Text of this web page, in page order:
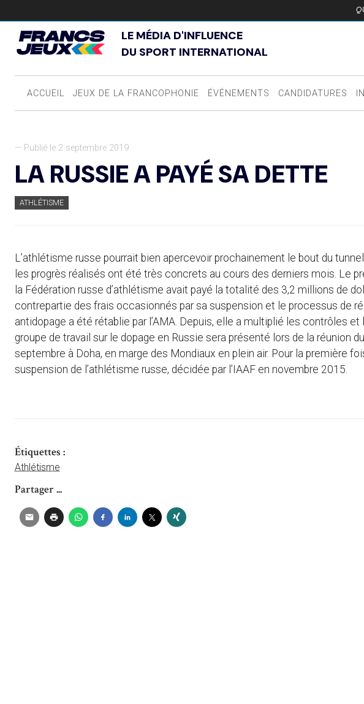
LE MÉDIA D'INFLUENCE
DU SPORT INTERNATIONAL
ACCUEIL JEUX DE LA FRANCOPHONIE ÉVÉNEMENTS CANDIDATURES
— Publié le 2 septembre 2019
LA RUSSIE A PAYÉ SA DETTE
ATHLÉTISME
L’athlétisme russe pourrait bien apercevoir prochainement le bout du
les progrès réalisés ont été très concrets au cours des derniers mois. Le
la Fédération russe d’athlétisme avait payé la totalité des 3,2 millions de
contrepartie des frais occasionnés par sa suspension et le processus de
antidopage a été rétablie par l’AMA. Depuis, elle a multiplié les contrôles
groupe de travail sur le dopage en Russie sera présenté lors de la réunion
septembre à Doha, en marge des Mondiaux en plein air. Pour la première
suspension de l’athlétisme russe, décidée par l’IAAF en novembre 2015.
Étiquettes :
Athlétisme
Partager ...